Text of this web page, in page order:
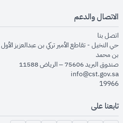
الاتصال والدعم
اتصل بنا
حي النخيل - تقاطع الأمير تركي بن عبدالعزيز
بن محمد
صندوق البريد 75606 – الرياض 11588
info@cst.gov.sa
19966
تابعنا على